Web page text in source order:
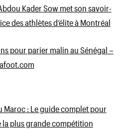
Kader Sow met son savoir-
des athlètes d’élite à Montréal
pour parier malin au Sénégal –
Maroc : Le guide complet pour
plus grande compétition